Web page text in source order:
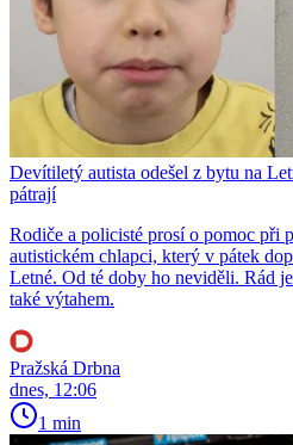
Devítiletý autista odešel z bytu na
pátrají
Rodiče a policisté prosí o pomoc při
autistickém chlapci, který v pátek
Letné. Od té doby ho neviděli. Rád
také výtahem.
Pražská Drbna
dnes, 12:06
1 min